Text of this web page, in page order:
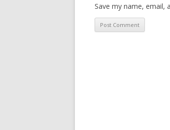
Save my name, email,